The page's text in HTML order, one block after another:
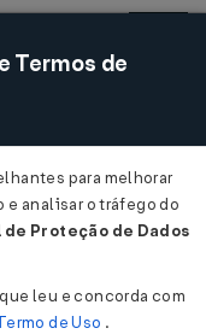
Acessar
Termos de
para melhorar
analisar o tráfego do
de Proteção de Dados
leu e concorda com
de Uso .